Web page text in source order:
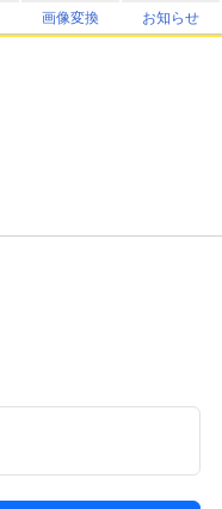
画像変換 お知らせ